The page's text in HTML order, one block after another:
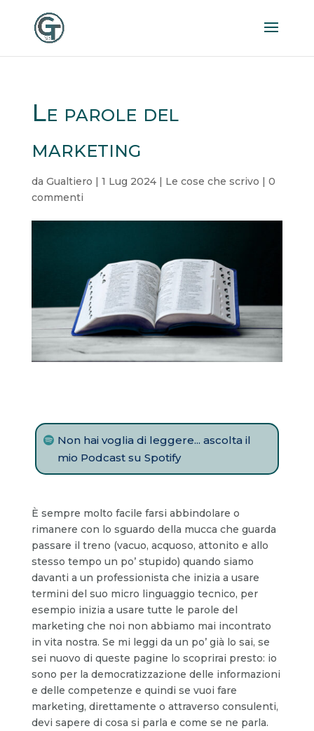
Le parole del
marketing
da Gualtiero | 1 Lug 2024| Le cose che scrivo | 0
commenti
Non hai voglia di leggere... ascolta il
mio Podcast su Spotify
È sempre molto facile farsi abbindolare o
rimanere con lo sguardo della mucca che guarda
passare il treno (vacuo, acquoso, attonito e allo
stesso tempo un po’ stupido) quando siamo
davanti a un professionista che inizia a usare
termini del suo micro linguaggio tecnico, per
esempio inizia a usare tutte le parole del
marketing che noi non abbiamo mai incontrato
in vita nostra. Se mi leggi da un po’ già lo sai, se
sei nuovo di queste pagine lo scoprirai presto: io
sono per la democratizzazione delle informazioni
e delle competenze e quindi se vuoi fare
marketing, direttamente o attraverso consulenti,
devi sapere di cosa si parla e come se ne parla.